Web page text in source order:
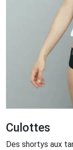
Culottes
Des shortys aux